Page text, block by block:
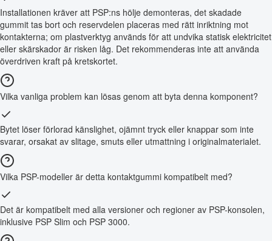
Installationen kräver att PSP:ns hölje demonteras, det skadade
gummit tas bort och reservdelen placeras med rätt inriktning mot
kontakterna; om plastverktyg används för att undvika statisk elektricitet
eller skärskador är risken låg. Det rekommenderas inte att använda
överdriven kraft på kretskortet.
Vilka vanliga problem kan lösas genom att byta denna komponent?
Bytet löser förlorad känslighet, ojämnt tryck eller knappar som inte
svarar, orsakat av slitage, smuts eller utmattning i originalmaterialet.
Vilka PSP-modeller är detta kontaktgummi kompatibelt med?
Det är kompatibelt med alla versioner och regioner av PSP-konsolen,
inklusive PSP Slim och PSP 3000.